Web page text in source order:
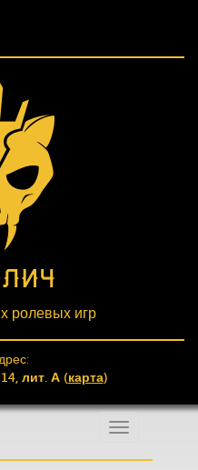
ролевых игр
лит. А (карта)
Меню